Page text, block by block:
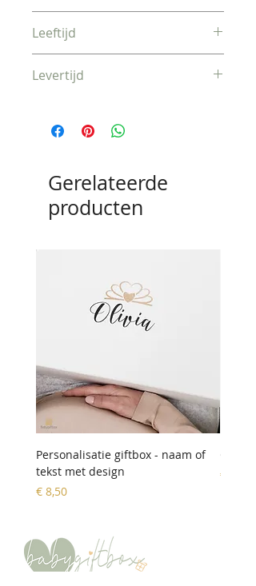
Leeftijd
Levertijd
verzonden
Gerelateerde
producten
Personalisatie giftbox - naam of
tekst met design
Prijs
€ 8,50
Prijs
€ 9,90